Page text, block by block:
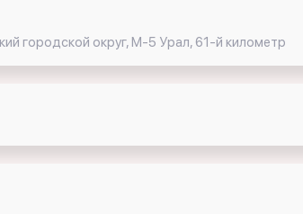
городской округ, М-5 Урал, 61-й километр